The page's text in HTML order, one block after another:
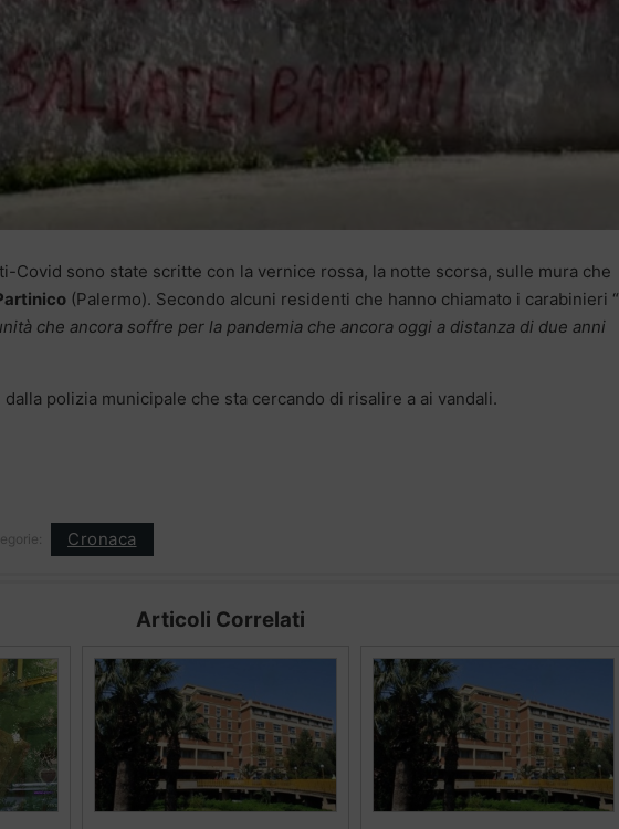
Covid sono state scritte con la vernice rossa, la notte scorsa, sulle mura che
(Palermo). Secondo alcuni residenti che hanno chiamato i carabinieri “
che ancora soffre per la pandemia che ancora oggi a distanza di due anni
polizia municipale che sta cercando di risalire a ai vandali.
Cronaca
Articoli Correlati